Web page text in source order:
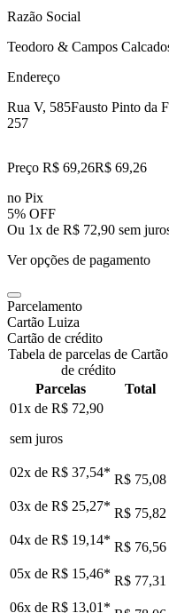
Razão Social
Teodoro & Campos
Endereço
Rua V, 585Fausto Pinto da
257
Preço R$ 69,26R$ 69,26
no Pix
5% OFF
Ou 1x de R$ 72,90 sem
Ver opções de pagamento
Parcelamento
Cartão Luiza
Cartão de crédito
Tabela de parcelas de Cartão
de crédito
Parcelas
Total
01x de R$ 72,90
sem juros
02x de R$ 37,54* R$ 75,08
03x de R$ 25,27* R$ 75,82
04x de R$ 19,14* R$ 76,56
05x de R$ 15,46* R$ 77,31
06x de R$ 13,01 *